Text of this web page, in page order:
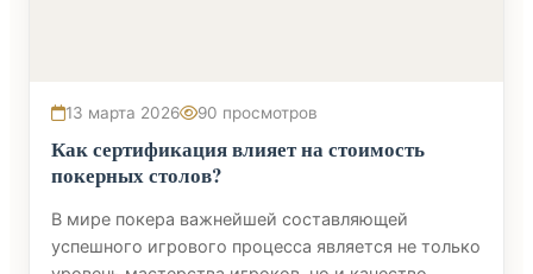
13 марта 2026 90 просмотров
Как сертификация влияет на стоимость
покерных столов?
В мире покера важнейшей составляющей
успешного игрового процесса является не только